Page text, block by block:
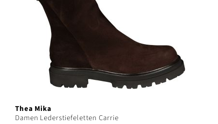
Thea Mika
Damen Lederstiefeletten Carrie